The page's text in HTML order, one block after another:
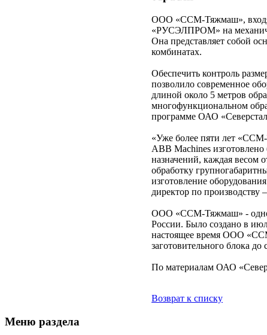
ООО «ССМ-Тяжмаш»,
«РУСЭЛПРОМ» на
Она представляет собой
комбинатах.
Обеспечить контроль
позволило современное
длиной около 5 метров
многофункциональном
программе ОАО
«Уже более пяти лет
АВВ Machines изготовлено
назначений, каждая
обработку
изготовление
директор по производству
ООО «ССМ-Тяжмаш» - одно
России. Было создано в
настоящее время ООО
заготовительного блока
По материалам ОАО
Возврат к списку
Меню раздела